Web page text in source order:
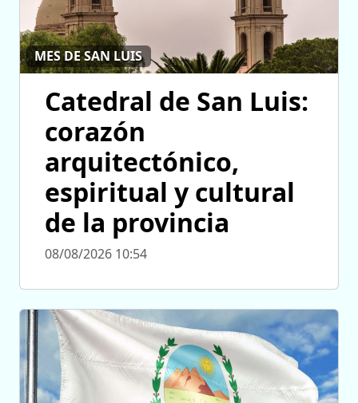
MES DE SAN LUIS
Catedral de San Luis:
corazón
arquitectónico,
espiritual y cultural
de la provincia
08/08/2026 10:54